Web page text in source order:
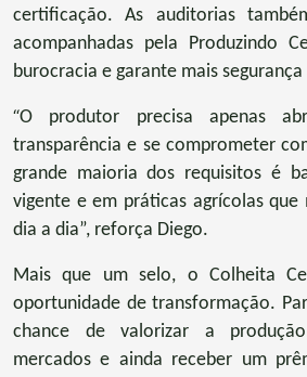
certificação. As auditorias
acompanhadas pela Produzindo
burocracia e garante mais
“O produtor precisa apenas
transparência e se comprometer
grande maioria dos requisitos é
vigente e em práticas agrícolas que
dia a dia”, reforça Diego.
Mais que um selo, o Colheita
oportunidade de transformação.
chance de valorizar a
mercados e ainda receber um